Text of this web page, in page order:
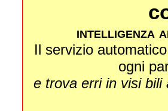
intelligenza
Il servizio
ogni
e trova erri in visi